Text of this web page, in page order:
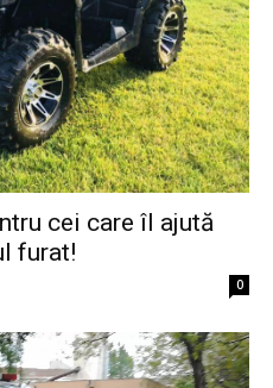
cei care îl ajută
furat!
0